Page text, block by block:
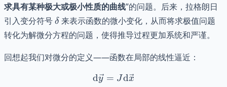
求具有某种极大或极小性质的曲线”的问题。后来，拉格朗日
引入变分符号\delta
δ来表示函数的微小变化，从而将求极值问题
转化为解微分方程的问题，使得推导过程更加系统和严谨。
回想起我们对微分的定义——函数在局部的线性逼近：
\mathrm{d}\vec{y} =
dy = Jdx